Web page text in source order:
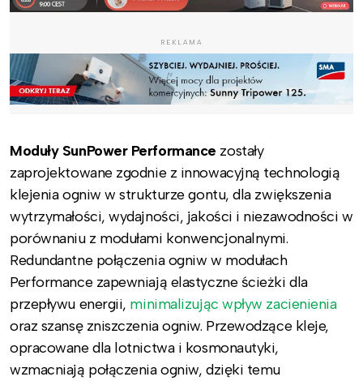
REKLAMA
Moduły SunPower Performance zostały
zaprojektowane zgodnie z innowacyjną technologią
klejenia ogniw w strukturze gontu, dla zwiększenia
wytrzymałości, wydajności, jakości i niezawodności w
porównaniu z modułami konwencjonalnymi.
Redundantne połączenia ogniw w modułach
Performance zapewniają elastyczne ścieżki dla
przepływu energii, minimalizując wpływ zacienienia
oraz szansę zniszczenia ogniw. Przewodzące kleje,
opracowane dla lotnictwa i kosmonautyki,
wzmacniają połączenia ogniw, dzięki temu